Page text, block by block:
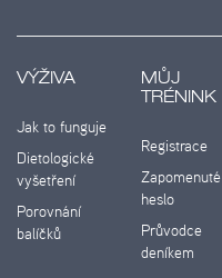
VÝŽIVA
Jak to funguje
Dietologické
vyšetření
Porovnání
balíčků
MŮJ
TRÉNINK
Registrace
Zapomenuté
heslo
Průvodce
deníkem